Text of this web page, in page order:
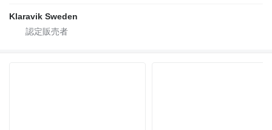
Klaravik Sweden